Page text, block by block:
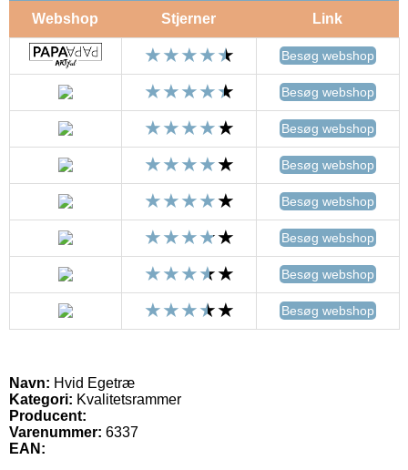
Webshop Stjerner Link
Besøg webshop
Besøg webshop
Besøg webshop
Besøg webshop
Besøg webshop
Besøg webshop
Besøg webshop
Besøg webshop
Navn: Hvid Egetræ
Kategori: Kvalitetsrammer
Producent:
Varenummer: 6337
EAN: